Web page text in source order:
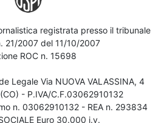
registrata presso il tribunale
21/2007 del 11/10/2007
ROC n. 15698
Legale Via NUOVA VALASSINA, 4
- P.IVA/C.F.03062910132
n. 03062910132 - REA n. 293834
Euro 30.000 i.v.